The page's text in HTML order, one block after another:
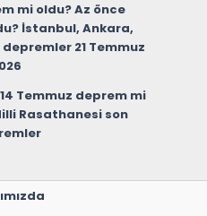
mi oldu? Az önce
İstanbul, Ankara,
depremler 21 Temmuz
14 Temmuz deprem mi
Rasathanesi son